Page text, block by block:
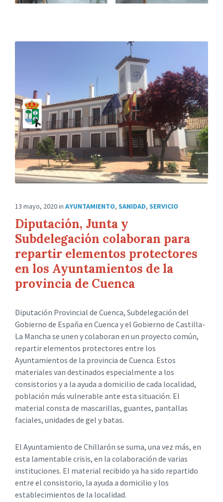
13 mayo, 2020in AYUNTAMIENTO, SANIDAD, SERVICIO
Diputación, Junta y
Subdelegación colaboran para
repartir elementos protectores
en los Ayuntamientos de la
provincia de Cuenca
Diputación Provincial de Cuenca, Subdelegación del
Gobierno de España en Cuenca y el Gobierno de Castilla-
La Mancha se unen y colaboran en un proyecto común,
repartir elementos protectores entre los
Ayuntamientos de la provincia de Cuenca. Estos
materiales van destinados especialmente a los
consistorios y a la ayuda a domicilio de cada localidad,
población más vulnerable ante esta situación. El
material consta de mascarillas, guantes, pantallas
faciales, unidades de gel y batas.
El Ayuntamiento de Chillarón se suma, una vez más, en
esta lamentable crisis, en la colaboración de varias
instituciones. El material recibido ya ha sido repartido
entre el consistorio, la ayuda a domicilio y los
establecimientos de la localidad.